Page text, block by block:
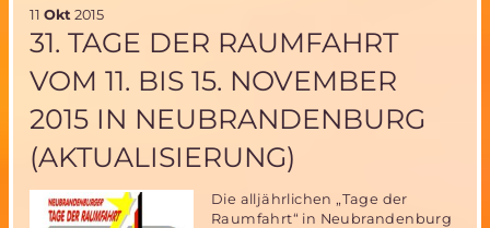
bereit
den
am
11 Okt 2015
31. TAGE DER RAUMFAHRT
VOM 11. BIS 15. NOVEMBER
2015 IN NEUBRANDENBURG
(AKTUALISIERUNG)
Die alljährlichen „Tage der
Raumfahrt“ in Neubrandenburg